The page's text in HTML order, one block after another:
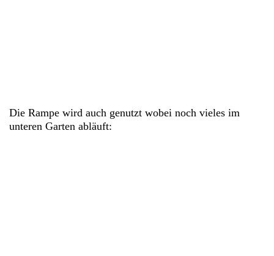
Die Rampe wird auch genutzt wobei noch vieles im
unteren Garten abläuft: